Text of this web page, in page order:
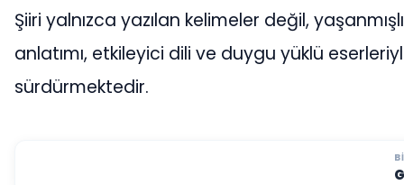
Şiiri yalnızca yazılan kelimeler değil,
anlatımı, etkileyici dili ve duygu yüklü
sürdürmektedir.